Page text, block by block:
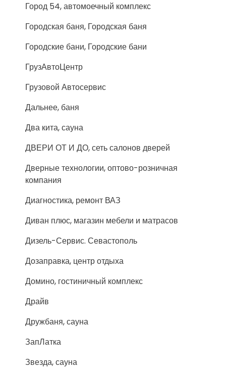
Город 54, автомоечный комплекс
Городская баня, Городская баня
Городские бани, Городские бани
ГрузАвтоЦентр
Грузовой Автосервис
Дальнее, баня
Два кита, сауна
ДВЕРИ ОТ И ДО, сеть салонов дверей
Дверные технологии, оптово-розничная
компания
Диагностика, ремонт ВАЗ
Диван плюс, магазин мебели и матрасов
Дизель-Сервис. Севастополь
Дозаправка, центр отдыха
Домино, гостиничный комплекс
Драйв
Дружбаня, сауна
ЗапЛатка
Звезда, сауна